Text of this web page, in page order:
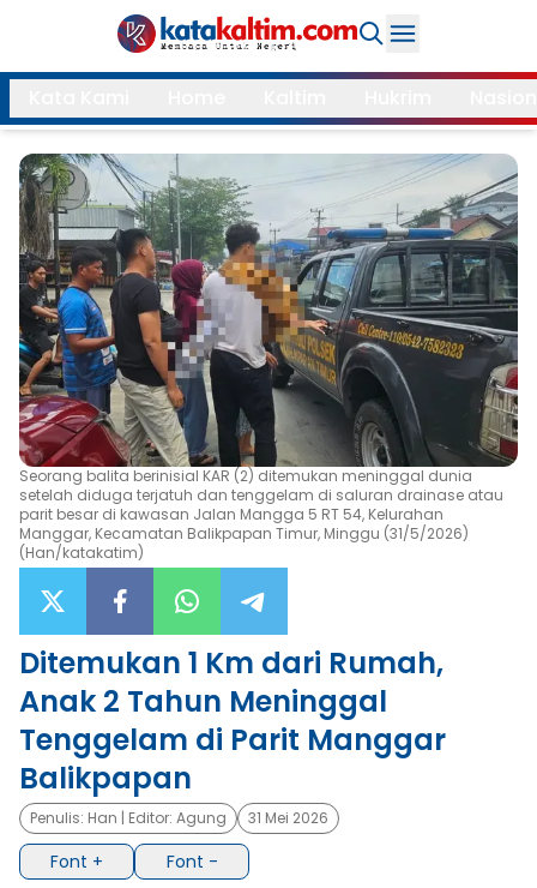
Daerah
Kukar
Samarinda
Bontang
Balikpapan
Kubar
Kutim
PPU
Mahulu
Paser
Berau
More
Internasional
Feature
Opini
Gaya
Hidup
×
Search
Seorang balita berinisial KAR (2) ditemukan meninggal dunia
setelah diduga terjatuh dan tenggelam di saluran drainase atau
parit besar di kawasan Jalan Mangga 5 RT 54, Kelurahan
Manggar, Kecamatan Balikpapan Timur, Minggu (31/5/2026)
(Han/katakatim)
Ditemukan 1 Km dari Rumah,
Anak 2 Tahun Meninggal
Tenggelam di Parit Manggar
Balikpapan
Penulis: Han | Editor: Agung 31 Mei 2026
Font + Font -